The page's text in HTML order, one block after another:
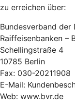
zu erreichen über:
Bundesverband der
Raiffeisenbanken –
Schellingstraße 4
10785 Berlin
Fax: 030-20211908
E-Mail:
Web: www.bvr.de